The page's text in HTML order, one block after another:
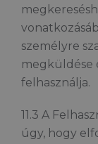
személyre
megküldése
felhasználja.
11.3 A
úgy, hogy